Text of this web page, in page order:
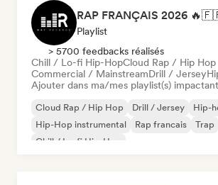
Playlist
> 5700 feedbacks réalisés
Chill / Lo-fi Hip-HopCloud Rap / Hip Hop
Commercial / MainstreamDrill / Jersey
Ajouter dans ma/mes playlist(s)
Cloud Rap / Hip Hop Drill / Jersey
Hip-
Hip-Hop instrumental
Rap francais Trap
Chill / Lo-fi Hip-Hop